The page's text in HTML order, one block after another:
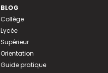
BLOG
Collège
Lycée
Supérieur
Orientation
Guide pratique